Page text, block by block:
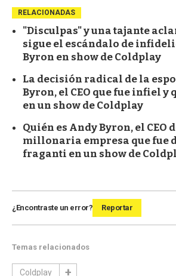
RELACIONADAS
"Disculpas" y una tajante
sigue el escándalo de
Byron en show de Coldplay
La decisión radical de la
Byron, el CEO que fue infiel y
en un show de Coldplay
Quién es Andy Byron, el CEO
millonaria empresa que fue
fraganti en un show de
¿Encontraste un error? Reportar
Temas relacionados
Coldplay